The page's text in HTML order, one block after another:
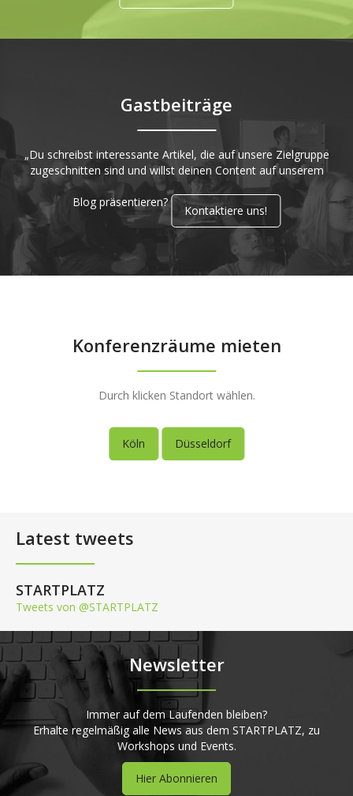
Gastbeiträge
„Du schreibst interessante Artikel, die auf unsere Zielgruppe
zugeschnitten sind und willst deinen Content auf unserem
Blog präsentieren?
Kontaktiere uns!
Konferenzräume mieten
Durch klicken Standort wählen.
Köln Düsseldorf
Latest tweets
STARTPLATZ
Tweets von @STARTPLATZ
Newsletter
Immer auf dem Laufenden bleiben?
Erhalte regelmäßig alle News aus dem STARTPLATZ, zu
Workshops und Events.
Hier Abonnieren